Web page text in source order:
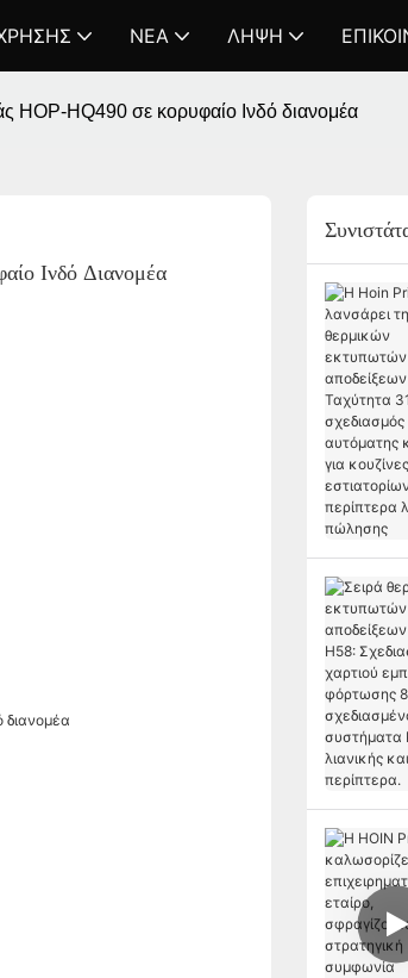
ΝΈΑ ΛΉΨΗ
HOP-HQ490 σε κορυφαίο Ινδό διανομέα
Ινδό Διανομέα